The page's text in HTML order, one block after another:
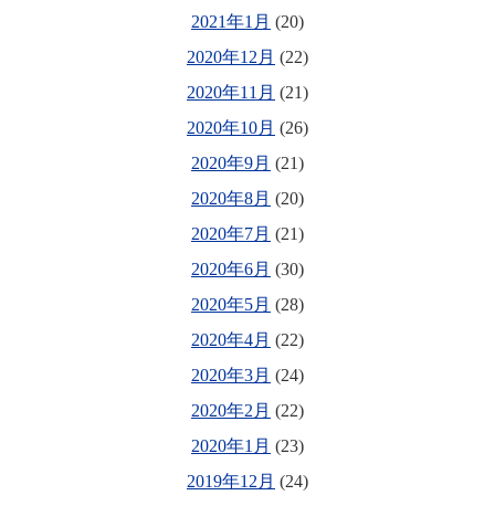
2021年1月 (20)
2020年12月 (22)
2020年11月 (21)
2020年10月 (26)
2020年9月 (21)
2020年8月 (20)
2020年7月 (21)
2020年6月 (30)
2020年5月 (28)
2020年4月 (22)
2020年3月 (24)
2020年2月 (22)
2020年1月 (23)
2019年12月 (24)